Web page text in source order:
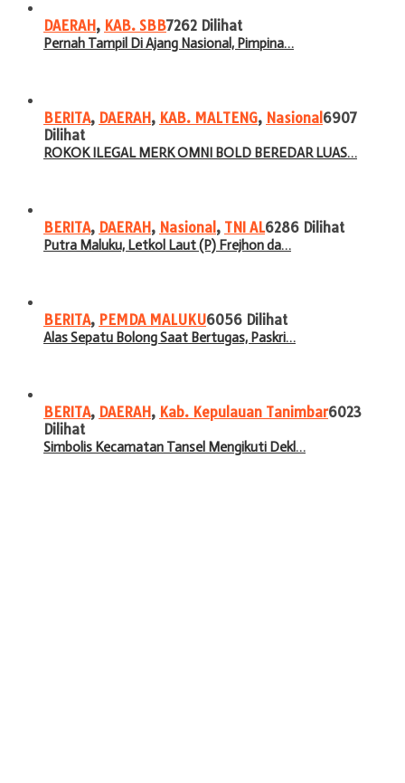
DAERAH, KAB. SBB7262 Dilihat
Pernah Tampil Di Ajang Nasional, Pimpina…
BERITA, DAERAH, KAB. MALTENG, Nasional 6907
Dilihat
ROKOK ILEGAL MERK OMNI BOLD BEREDAR LUAS…
BERITA, DAERAH, Nasional , TNI AL6286 Dilihat
Putra Maluku, Letkol Laut (P) Frejhon da…
BERITA, PEMDA MALUKU6056 Dilihat
Alas Sepatu Bolong Saat Bertugas, Paskri…
BERITA, DAERAH, Kab. Kepulauan Tanimbar6023
Dilihat
Simbolis Kecamatan Tansel Mengikuti Dekl…